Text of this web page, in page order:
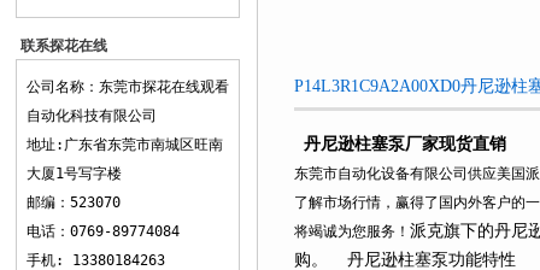
联系探花在线
观看
公司名称：东莞市探花在线观看
自动化科技有限公司
地址:广东省东莞市南城区旺南
大厦1号写字楼
邮编：523070
电话：0769-89774084
手机: 13380184263
P14L3R1C9A2A00XD0丹尼逊柱
丹尼逊柱塞泵厂家现货直销
东莞市自动化设备有限公司供应美国派
了解市场行情，赢得了国内外客户的一
将竭诚为您服务！ 派克旗下的丹尼逊
购。 丹尼逊柱塞泵功能特性